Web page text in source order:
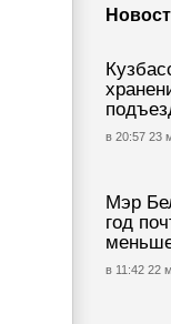
в 20:57 23
Мэр
год
в 11:42 22